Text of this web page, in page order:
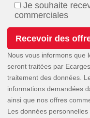
Je souhaite
commerciales
Nous vous informons que
seront traitées par
traitement des données.
informations demandées
ainsi que nos offres
Les données